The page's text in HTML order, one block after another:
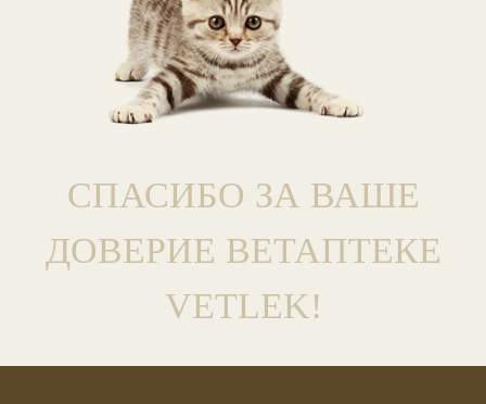
СПАСИБО ЗА ВАШЕ
ДОВЕРИЕ ВЕТАПТЕКЕ
VETLEK!